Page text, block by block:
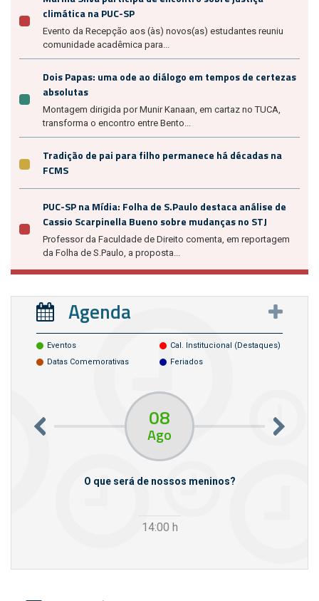
climática na PUC-SP
Evento da Recepção aos (às) novos(as) estudantes reuniu
comunidade acadêmica para...
Dois Papas: uma ode ao diálogo em tempos de certezas
absolutas
Montagem dirigida por Munir Kanaan, em cartaz no TUCA,
transforma o encontro entre Bento...
Tradição de pai para filho permanece há décadas na
FCMS
PUC-SP na Mídia: Folha de S.Paulo destaca análise de
Cassio Scarpinella Bueno sobre mudanças no STJ
Professor da Faculdade de Direito comenta, em reportagem
da Folha de S.Paulo, a proposta...
Agenda
Eventos
Cal. Institucional (destaques)
Datas Comemorativas
Feriados
08
Ago
O que será de nossos meninos?
14:00 h